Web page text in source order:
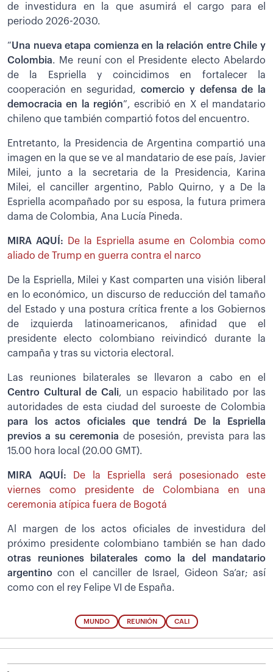
de investidura en la que asumirá el cargo para el
periodo 2026-2030.
“Una nueva etapa comienza en la relación entre Chile y
Colombia. Me reuní con el Presidente electo Abelardo
de la Espriella y coincidimos en fortalecer la
cooperación en seguridad,comercio y defensa de la
democracia en la región”, escribió en X el mandatario
chileno que también compartió fotos del encuentro.
Entretanto, la Presidencia de Argentina compartió una
imagen en la que se ve al mandatario de ese país, Javier
Milei, junto a la secretaria de la Presidencia, Karina
Milei, el canciller argentino, Pablo Quirno, y a De la
Espriella acompañado por su esposa, la futura primera
dama de Colombia, Ana Lucía Pineda.
MIRA AQUÍ:
De la Espriella asume en Colombia como
aliado de Trump en guerra contra el narco
De la Espriella, Milei y Kast comparten una visión liberal
en lo económico, un discurso de reducción del tamaño
del Estado y una postura crítica frente a los Gobiernos
de izquierda latinoamericanos, afinidad que el
presidente electo colombiano reivindicó durante la
campaña y tras su victoria electoral.
Las reuniones bilaterales se llevaron a cabo en el
Centro Cultural de Cali, un espacio habilitado por las
autoridades de esta ciudad del suroeste de Colombia
para los actos oficiales que tendrá De la Espriella
previos a su ceremonia de posesión, prevista para las
15.00 hora local (20.00 GMT).
MIRA AQUÍ:
De la Espriella será posesionado este
viernes como presidente de Colombiana en una
ceremonia atípica fuera de Bogotá
Al margen de los actos oficiales de investidura del
próximo presidente colombiano también se han dado
otras reuniones bilaterales como la del mandatario
argentino con el canciller de Israel, Gideon Sa’ar; así
como con el rey Felipe VI de España.
MUNDO REUNIÓN CALI